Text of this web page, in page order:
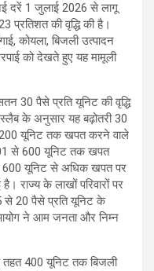
दरें 1 जुलाई 2026 से लागू
की वृद्धि की है।
कोयला, बिजली उत्पादन
को देखते हुए यह मामूली
30 पैसे प्रति यूनिट की वृद्धि
के अनुसार यह बढ़ोतरी 30
यूनिट तक खपत करने वाले
से 600 यूनिट तक खपत
600 यूनिट से अधिक खपत पर
है। राज्य के लाखों परिवारों पर
से 20 पैसे प्रति यूनिट के
ने आम जनता और निम्न
तहत 400 यूनिट तक बिजली